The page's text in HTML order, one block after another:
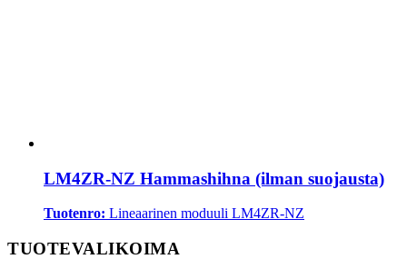
LM4ZR-NZ Hammashihna (ilman suojausta)
Tuotenro: Lineaarinen moduuli LM4ZR-NZ
TUOTEVALIKOIMA